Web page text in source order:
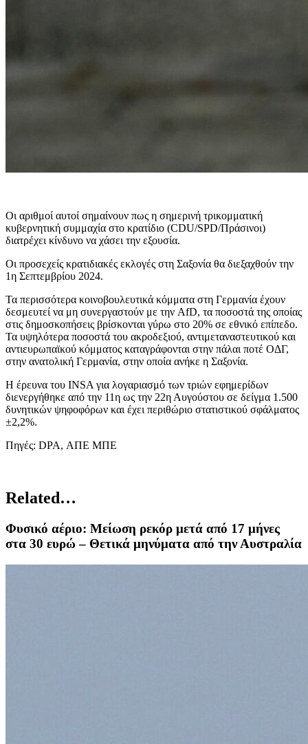
Οι αριθμοί αυτοί σημαίνουν πως η σημερινή τρικομματική
κυβερνητική συμμαχία στο κρατίδιο (CDU/SPD/Πράσινοι)
διατρέχει κίνδυνο να χάσει την εξουσία.
Οι προσεχείς κρατιδιακές εκλογές στη Σαξονία θα διεξαχθούν την
1η Σεπτεμβρίου 2024.
Τα περισσότερα κοινοβουλευτικά κόμματα στη Γερμανία έχουν
δεσμευτεί να μη συνεργαστούν με την AfD, τα ποσοστά της οποίας
στις δημοσκοπήσεις βρίσκονται γύρω στο 20% σε εθνικό επίπεδο.
Τα υψηλότερα ποσοστά του ακροδεξιού, αντιμεταναστευτικού και
αντιευρωπαϊκού κόμματος καταγράφονται στην πάλαι ποτέ ΟΔΓ,
στην ανατολική Γερμανία, στην οποία ανήκε η Σαξονία.
Η έρευνα του INSA για λογαριασμό των τριών εφημερίδων
διενεργήθηκε από την 11η ως την 22η Αυγούστου σε δείγμα 1.500
δυνητικών ψηφοφόρων και έχει περιθώριο στατιστικού σφάλματος
±2,2%.
Πηγές: DPA, ΑΠΕ ΜΠΕ
Related…
Φυσικό αέριο: Μείωση ρεκόρ μετά από 17 μήνες
στα 30 ευρώ – Θετικά μηνύματα από την Αυστραλία